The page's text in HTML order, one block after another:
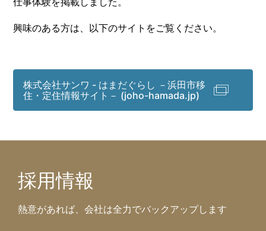
興味のある方は、以下のサイトをご覧ください。
株式会社サンワ - はまだぐらし －浜田市移
住・定住情報サイト－ (joho-hamada.jp)
採用情報
熱意があれば、会社は全力でバックアップします